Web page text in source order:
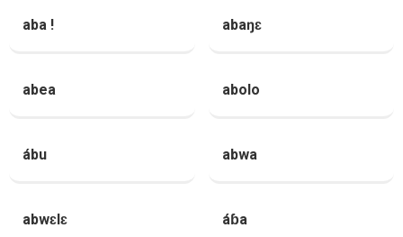
aba ! abaŋɛ
abea abolo
ábu abwa
abwɛlɛ áɓa